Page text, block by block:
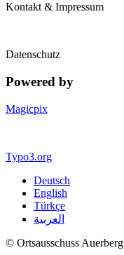
Kontakt & Impressum
Datenschutz
Powered by
Magicpix
Typo3.org
Deutsch
English
Türkçe
العربية
© Ortsausschuss Auerberg